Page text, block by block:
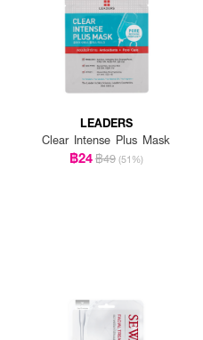
LEADERS
Clear Intense Plus Mask
฿24฿49 (51%)